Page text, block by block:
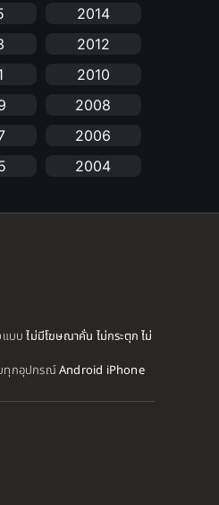
แอนิเมชั่น(1)
หญิงร่าน)(1)
2014
2012
2010
2008
2006
2004
1989
แบบไม่มีโฆษณาคั่น ไม่กระตุก ไม่
บทุกอุปกรณ์Android iPhone